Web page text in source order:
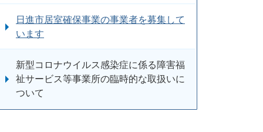
日進市居室確保事業の事業者を募集して
います
新型コロナウイルス感染症に係る障害福
祉サービス等事業所の臨時的な取扱いに
ついて